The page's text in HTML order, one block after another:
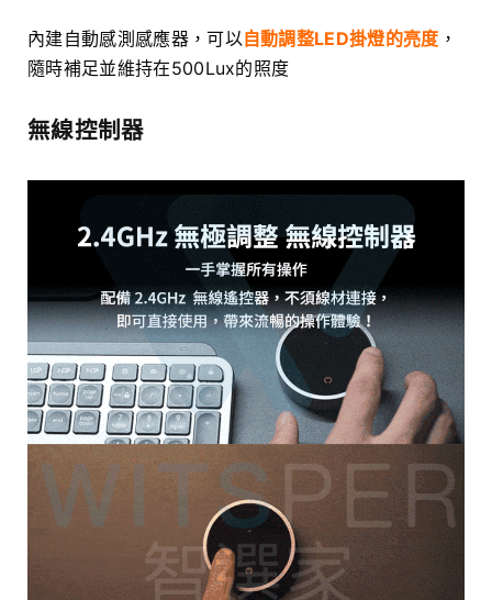
內建自動感測感應器，可以自動調整LED掛燈的亮度 ，
隨時補足並維持在500Lux的照度
無線控制器